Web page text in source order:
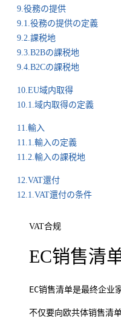
9.役務の提供
9.1.役務の提供の定義
9.2.課税地
9.3.B2Bの課税地
9.4.B2Cの課税地
10.EU域内取得
10.1.域内取得の定義
11.輸入
11.1.輸入の定義
11.2.輸入の課税地
12.VAT還付
12.1.VAT還付の条件
VAT合规
EC销售清
EC销售清单是最终企业
不仅要向欧共体销售清